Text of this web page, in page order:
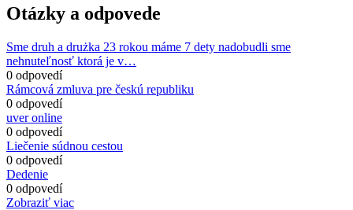
Otázky a odpovede
Sme druh a drużka 23 rokou máme 7 dety nadobudli sme
nehnuteľnosť ktorá je v…
0 odpovedí
Rámcová zmluva pre českú republiku
0 odpovedí
uver online
0 odpovedí
Liečenie súdnou cestou
0 odpovedí
Dedenie
0 odpovedí
Zobraziť viac